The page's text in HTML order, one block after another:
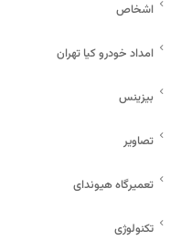
اشخاص
امداد خودرو کیا تهران
بیزینس
تصاویر
تعمیرگاه هیوندای
تکنولوژی